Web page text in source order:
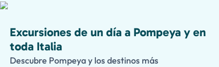
Excursiones de un día a Pompeya y en
toda Italia
Descubre Pompeya y los destinos más